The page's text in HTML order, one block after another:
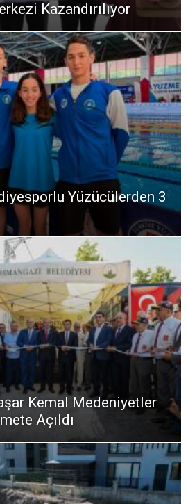
Kazandırılıyor
Yüzücülerden 3
Kemal Medeniyetler
Açıldı